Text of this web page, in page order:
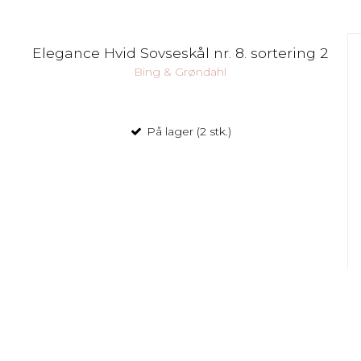
Elegance Hvid Sovseskål nr. 8. sortering 2
Bing & Grøndahl
På lager (2 stk.)